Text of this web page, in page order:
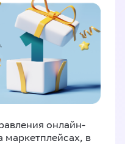
онлайн-
маркетплейсах, в